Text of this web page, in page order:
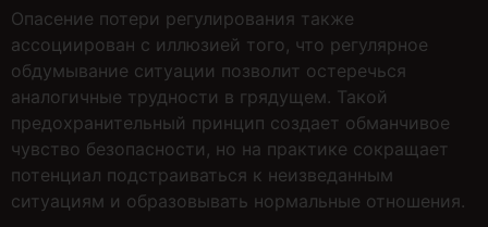
Опасение потери регулирования также
ассоциирован с иллюзией того, что регулярное
обдумывание ситуации позволит остеречься
аналогичные трудности в грядущем. Такой
предохранительный принцип создает обманчивое
чувство безопасности, но на практике сокращает
потенциал подстраиваться к неизведанным
ситуациям и образовывать нормальные отношения.